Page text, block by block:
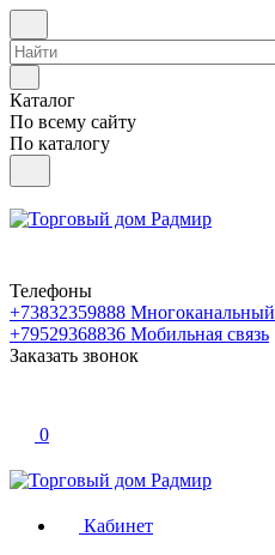
Каталог
По всему сайту
По каталогу
Телефоны
+73832359888 Многоканальный
+79529368836 Мобильная связь
Заказать звонок
0
Кабинет